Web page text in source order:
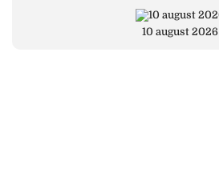
10 august 2026